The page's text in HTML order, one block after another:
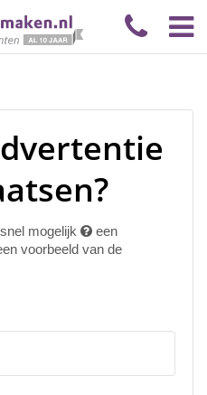
mogelijk
een
voorbeeld van de